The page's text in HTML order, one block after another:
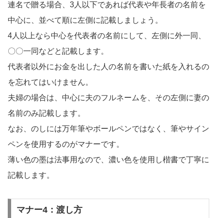
連名で贈る場合、3人以下であれば代表や年長者の名前を
中心に、並べて順に左側に記載しましょう。
4人以上なら中心を代表者の名前にして、左側に外一同、
〇〇一同などと記載します。
代表者以外にお金を出した人の名前を書いた紙を入れるの
を忘れてはいけません。
夫婦の場合は、中心に夫のフルネームを、その左側に妻の
名前のみ記載します。
なお、のしには万年筆やボールペンではなく、筆やサイン
ペンを使用するのがマナーです。
薄い色の墨は法事用なので、濃い色を使用し楷書で丁寧に
記載します。
マナー4：渡し方